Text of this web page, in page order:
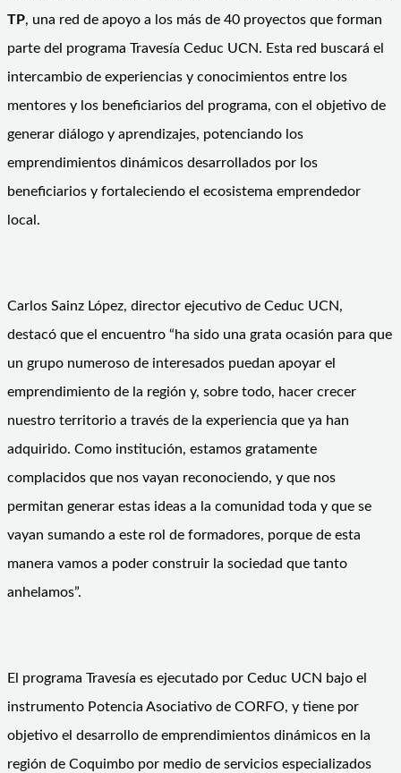
TP, una red de apoyo a los más de 40 proyectos que forman
parte del programa Travesía Ceduc UCN. Esta red buscará el
intercambio de experiencias y conocimientos entre los
mentores y los beneficiarios del programa, con el objetivo de
generar diálogo y aprendizajes, potenciando los
emprendimientos dinámicos desarrollados por los
beneficiarios y fortaleciendo el ecosistema emprendedor
local.
Carlos Sainz López, director ejecutivo de Ceduc UCN,
destacó que el encuentro “ha sido una grata ocasión para que
un grupo numeroso de interesados puedan apoyar el
emprendimiento de la región y, sobre todo, hacer crecer
nuestro territorio a través de la experiencia que ya han
adquirido. Como institución, estamos gratamente
complacidos que nos vayan reconociendo, y que nos
permitan generar estas ideas a la comunidad toda y que se
vayan sumando a este rol de formadores, porque de esta
manera vamos a poder construir la sociedad que tanto
anhelamos”.
El programa Travesía es ejecutado por Ceduc UCN bajo el
instrumento Potencia Asociativo de CORFO, y tiene por
objetivo el desarrollo de emprendimientos dinámicos en la
región de Coquimbo por medio de servicios especializados